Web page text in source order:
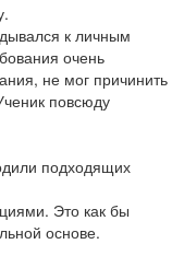
к личным
очень
не мог причинить
повсюду
подходящих
Это как бы
основе.